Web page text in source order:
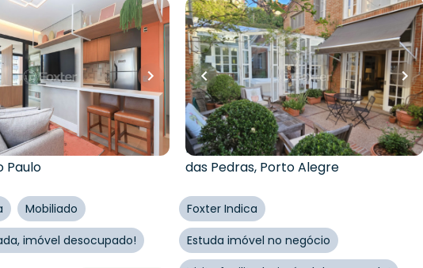
•1banheiro•0vagas
• Edifício Link Vila
de Lemos,
Chácara
Paulo
Mobiliado
imóvel desocupado!
R$3.500.111,00
R$3.150.099,90
10% OFF
400m²• 3quartos•4banheiros •
5vagas
Casa
Rua Professor Ulisses Cabral,Chácara
das Pedras, Porto Alegre
Foxter Indica
Estuda imóvel no negócio